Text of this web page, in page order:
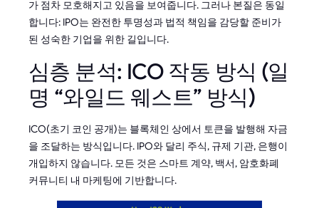
가 점차 모호해지고 있음을 보여줍니다. 그러나 본질은 동일
합니다: IPO는 완전한 투명성과 법적 책임을 감당할 준비가
된 성숙한 기업을 위한 길입니다.
심층 분석: ICO 작동 방식 (일
명 “와일드 웨스트” 방식)
ICO(초기 코인 공개)는 블록체인 상에서 토큰을 발행해 자금
을 조달하는 방식입니다. IPO와 달리 주식, 규제 기관, 은행이
개입하지 않습니다. 모든 것은 스마트 계약, 백서, 암호화폐
커뮤니티 내 마케팅에 기반합니다.